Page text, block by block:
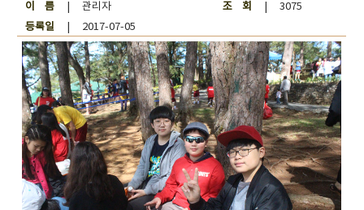
이 름| 관리자 조 회
| 3075
등록일| 2017-07-05